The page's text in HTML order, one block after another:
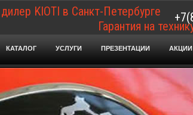
KIOTI в Санкт-Петербурге
Гарантия на
КАТАЛОГ УСЛУГИ ПРЕЗЕНТАЦИИ АКЦИИ